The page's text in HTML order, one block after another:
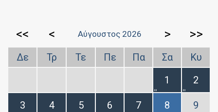
<< < Αύγουστος 2026 > >>
Δε Τρ Τε Πε Πα Σα
Κυ
1
2
3 4 5 6 7 8 9